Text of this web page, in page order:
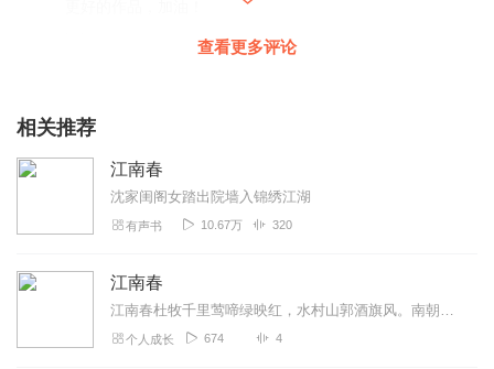
不愧是诺贝达文学奖获奖作品，文笔清新流畅，用白描的手
得益彰，和原作风格丝丝相扣，相得益彰。订阅了！
2022-08-03
主播讲述的很好，很有代入感，声音沉稳，很不错的专辑，
主播很适合播讲经典文学，期待您的更多作品！
2022-08-02
查看更多评论
相关推荐
江南春
沈家闺阁女踏出院墙入锦绣江湖
有声书 10.67万 320
江南春
江南春杜牧千里莺啼绿映红，水村山郭酒旗风。南朝四百八十寺，多少楼台烟雨中。创作背景：唐文宗大和七年（833）春，杜牧奉幕主沈传师之命，由宣州...
个人成长 674 4